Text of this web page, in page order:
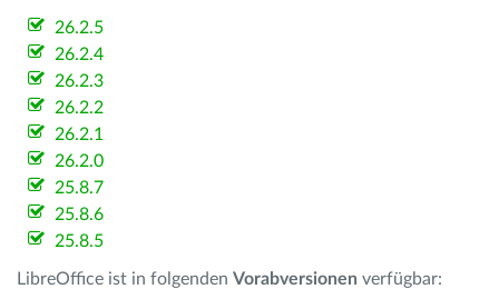
26.2.5
26.2.4
26.2.3
26.2.2
26.2.1
26.2.0
25.8.7
25.8.6
25.8.5
LibreOffice ist in folgenden Vorabversionen verfügbar: